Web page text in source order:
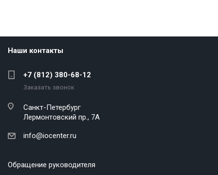
Наши контакты
+7 (812) 380-68-12
Заказать звонок
Санкт-Петербург
Лермонтовский пр., 7А
info@iocenter.ru
Обращение руководителя